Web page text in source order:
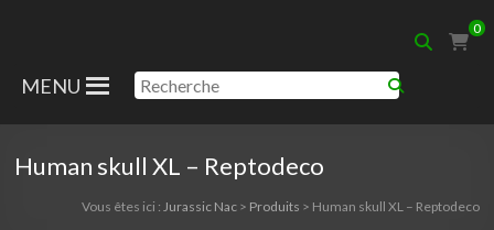
Nac
0
MENU
Human skull XL – Reptodeco
Vous êtes ici : Jurassic Nac> Produits > Human skull XL – Reptodeco